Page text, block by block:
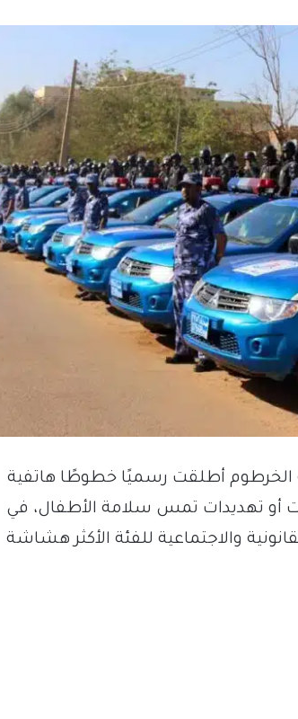
الخرطوم أطلقت رسميًا خطوطًا هاتفية
أو تهديدات تمس سلامة الأطفال، في
والاجتماعية للفئة الأكثر هشاشة